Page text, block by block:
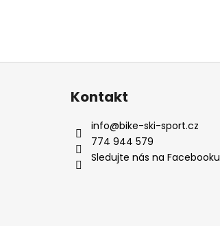
Z
Kontakt
info@bike-ski-sport.cz
774 944 579
Sledujte nás na Facebooku